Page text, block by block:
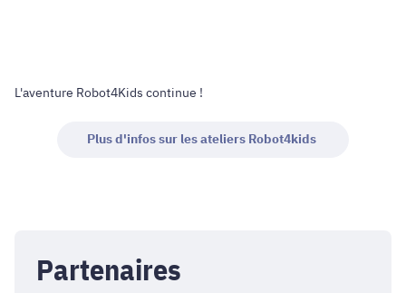
L'aventure Robot4Kids continue !
Plus d'infos sur les ateliers Robot4kids
Partenaires